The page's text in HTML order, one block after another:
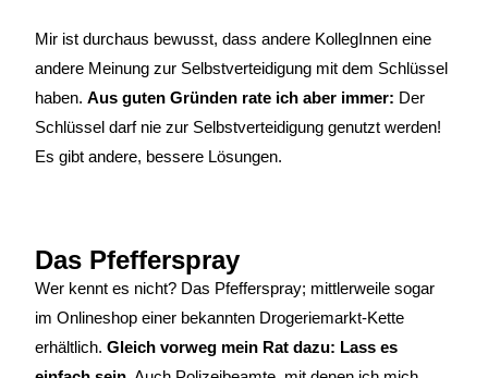
Mir ist durchaus bewusst, dass andere KollegInnen eine
andere Meinung zur Selbstverteidigung mit dem Schlüssel
haben.Aus guten Gründen rate ich aber immer: Der
Schlüssel darf nie zur Selbstverteidigung genutzt werden!
Es gibt andere, bessere Lösungen.
Das Pfefferspray
Wer kennt es nicht? Das Pfefferspray; mittlerweile sogar
im Onlineshop einer bekannten Drogeriemarkt-Kette
erhältlich.Gleich vorweg mein Rat dazu: Lass es